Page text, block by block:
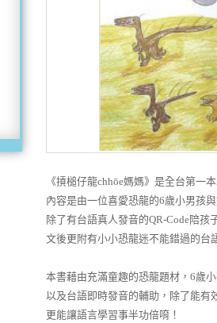
《摃槌仔龍chhōe媽媽》是全台第一
內容是由一位喜愛恐龍的6歲小男孩
除了有台語真人發音的QR-Code陪孩
文後更附有小小恐龍迷不能錯過的台
本書藉由充滿童趣的恐龍題材，6歲
以及台語即時發音的輔助，除了能有
更能讓語言學習事半功倍唷！